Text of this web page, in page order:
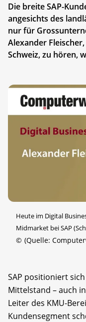
Die breite SAP-
angesichts des
nur für
Alexander
Schweiz, zu hören,
Heute im Digital
Midmarket bei SAP
© (Quelle:
SAP positioniert
Mittelstand – auch
Leiter des KMU-
Kundensegment